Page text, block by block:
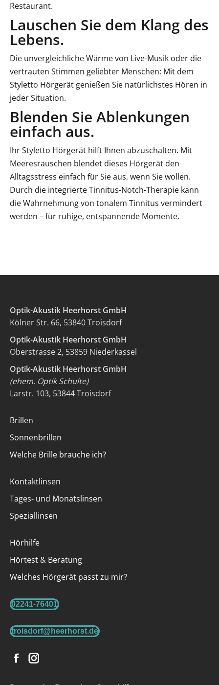
Restaurant.
Lauschen Sie dem Klang des
Lebens.
Die unvergleichliche Wärme von Live-Musik oder die
vertrauten Stimmen geliebter Menschen: Mit dem
Styletto Hörgerät genießen Sie natürlichstes Hören in
jeder Situation.
Blenden Sie Ablenkungen
einfach aus.
Ihr Styletto Hörgerät hilft Ihnen abzuschalten. Mit
Meeresrauschen blendet dieses Hörgerät den
Alltagsstress einfach für Sie aus, wenn Sie wollen.
Durch die integrierte Tinnitus-Notch-Therapie kann
die Wahrnehmung von tonalem Tinnitus vermindert
werden – für ruhige, entspannende Momente.
Optik-Akustik Heerhorst GmbH
Kölner Str. 66, 53840 Troisdorf
Optik-Akustik Heerhorst GmbH
Oberstrasse 2, 53859 Niederkassel
Optik-Akustik Heerhorst GmbH
(ehem. Optik Schulte)
Larstr. 103, 53844 Troisdorf
Brillen
Sonnenbrillen
Welche Brille brauche ich?
Kontaktlinsen
Tages- und Monatslinsen
Speziallinsen
Hörhilfe
Hörtest & Beratung
Welches Hörgerät passt zu mir?
02241-76401
troisdorf@heerhorst.de
Facebook
Instagram